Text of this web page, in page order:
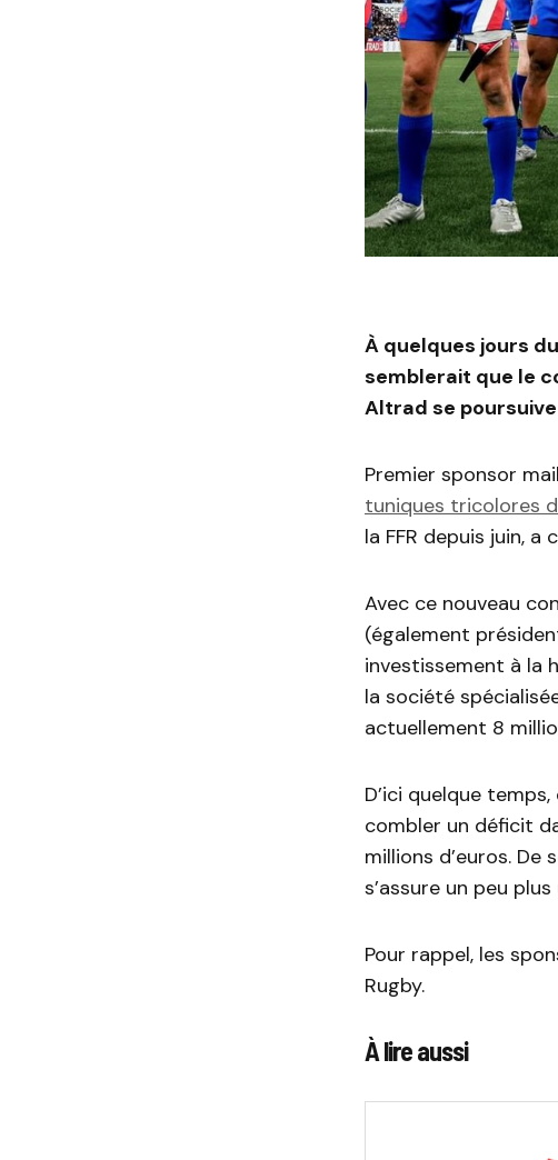
À quelques jours
semblerait que le
Altrad se
Premier sponsor
tuniques tricolores
la FFR depuis juin, a
Avec ce nouveau
(également
investissement à la
la société
actuellement 8
D’ici quelque
combler un déficit
millions d’euros. De
s’assure un peu
Pour rappel, les
Rugby.
À lire aussi